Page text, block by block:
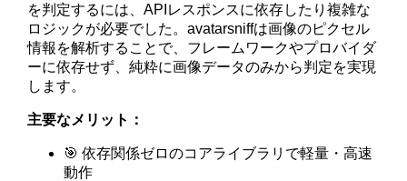
を判定するには、APIレスポンスに依存したり複雑な
ロジックが必要でした。avatarsniffは画像のピクセル
情報を解析することで、フレームワークやプロバイダ
ーに依存せず、純粋に画像データのみから判定を実現
します。
主要なメリット：
🎯 依存関係ゼロのコアライブラリで軽量・高速
動作